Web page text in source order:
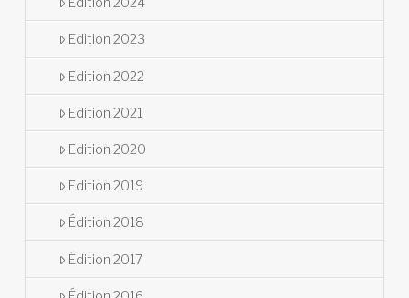
Edition 2023
Edition 2022
Edition 2021
Edition 2020
Edition 2019
Édition 2018
Édition 2017